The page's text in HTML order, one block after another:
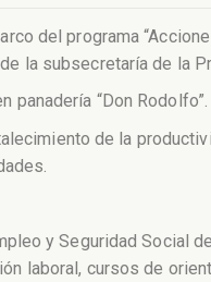
del programa
la subsecretaría de la
panadería “Don Rodolfo”.
de la
y Seguridad Social
laboral, cursos de